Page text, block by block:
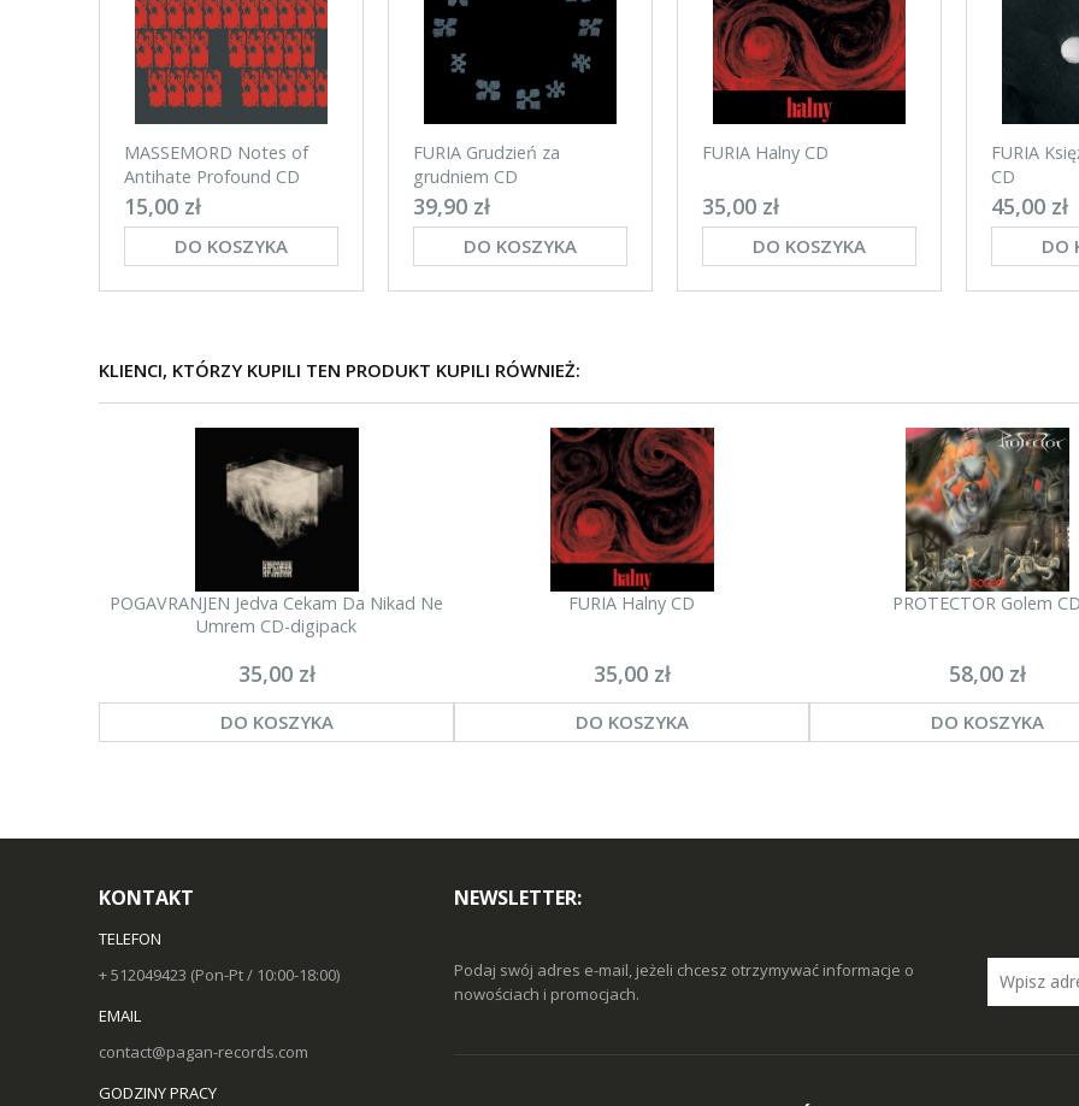
MASSEMORD Notes of
Antihate Profound CD
15,00 zł
DO KOSZYKA
FURIA Grudzień za
grudniem CD
39,90 zł
DO KOSZYKA
FURIA Halny CD
35,00 zł
DO KOSZYKA
FURIA
CD
45,00 zł
DO
KLIENCI, KTÓRZY KUPILI TEN PRODUKT KUPILI RÓWNIEŻ:
POGAVRANJEN Jedva Cekam Da Nikad Ne
Umrem CD-digipack
35,00 zł
DO KOSZYKA
FURIA Halny CD
35,00 zł
DO KOSZYKA
PROTECTOR Golem CD
58,00 zł
DO KOSZYKA
KONTAKT
TELEFON
+ 512049423 (Pon-Pt / 10:00-18:00)
EMAIL
contact@pagan-records.com
GODZINY PRACY
NEWSLETTER:
Podaj swój adres e-mail, jeżeli chcesz otrzymywać informacje o
nowościach i promocjach.